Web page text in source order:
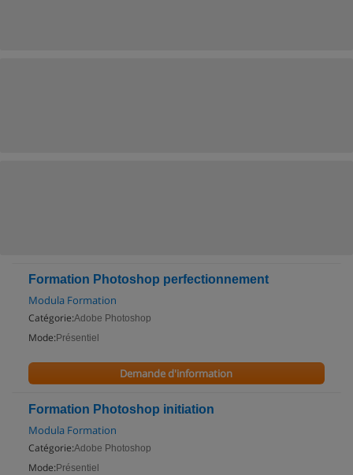
Formation Photoshop perfectionnement
Modula Formation
Catégorie:Adobe Photoshop
Mode: Présentiel
Demande d'information
Formation Photoshop initiation
Modula Formation
Catégorie:Adobe Photoshop
Mode: Présentiel